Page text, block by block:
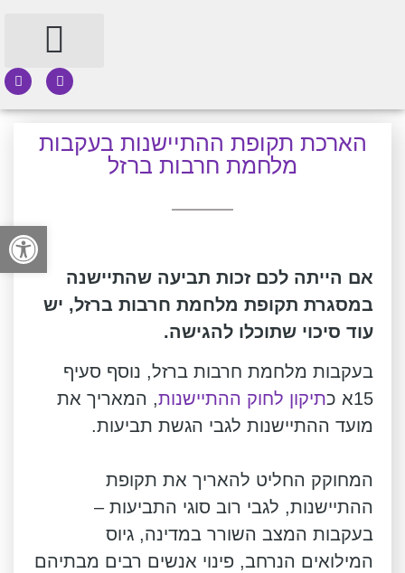
הארכת תקופת ההתיישנות בעקבות
מלחמת חרבות ברזל
אם הייתה לכם זכות תביעה שהתיישנה
במסגרת תקופת מלחמת חרבות ברזל, יש
עוד סיכוי שתוכלו להגישה.
בעקבות מלחמת חרבות ברזל, נוסף סעיף
15א כ
תיקון לחוק ההתיישנות, המאריך את
מועד ההתיישנות לגבי הגשת תביעות.
המחוקק החליט להאריך את תקופת
ההתיישנות, לגבי רוב סוגי התביעות –
בעקבות המצב השורר במדינה, גיוס
המילואים הנרחב, פינוי אנשים רבים מבתיהם